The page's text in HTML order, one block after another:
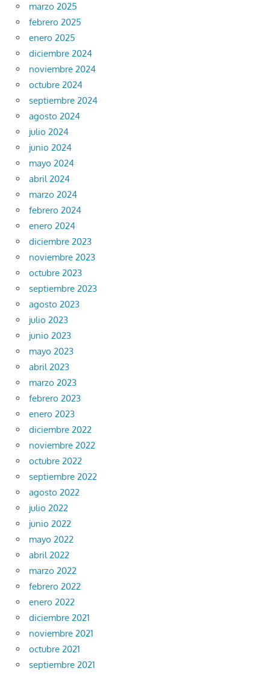
marzo 2025
febrero 2025
enero 2025
diciembre 2024
noviembre 2024
octubre 2024
septiembre 2024
agosto 2024
julio 2024
junio 2024
mayo 2024
abril 2024
marzo 2024
febrero 2024
enero 2024
diciembre 2023
noviembre 2023
octubre 2023
septiembre 2023
agosto 2023
julio 2023
junio 2023
mayo 2023
abril 2023
marzo 2023
febrero 2023
enero 2023
diciembre 2022
noviembre 2022
octubre 2022
septiembre 2022
agosto 2022
julio 2022
junio 2022
mayo 2022
abril 2022
marzo 2022
febrero 2022
enero 2022
diciembre 2021
noviembre 2021
octubre 2021
septiembre 2021